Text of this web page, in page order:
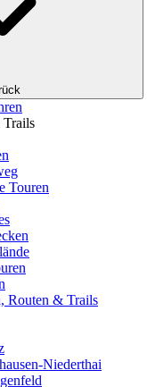
Trails
Touren
Routen & Trails
Niederthai